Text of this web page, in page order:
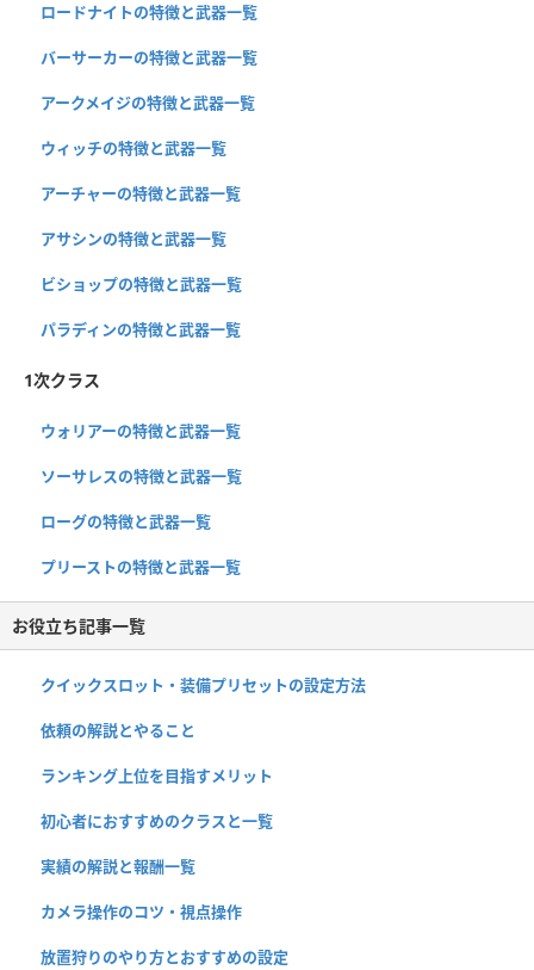
ロードナイトの特徴と武器一覧
バーサーカーの特徴と武器一覧
アークメイジの特徴と武器一覧
ウィッチの特徴と武器一覧
アーチャーの特徴と武器一覧
アサシンの特徴と武器一覧
ビショップの特徴と武器一覧
パラディンの特徴と武器一覧
1次クラス
ウォリアーの特徴と武器一覧
ソーサレスの特徴と武器一覧
ローグの特徴と武器一覧
プリーストの特徴と武器一覧
お役立ち記事一覧
クイックスロット・装備プリセットの設定方法
依頼の解説とやること
ランキング上位を目指すメリット
初心者におすすめのクラスと一覧
実績の解説と報酬一覧
カメラ操作のコツ・視点操作
放置狩りのやり方とおすすめの設定